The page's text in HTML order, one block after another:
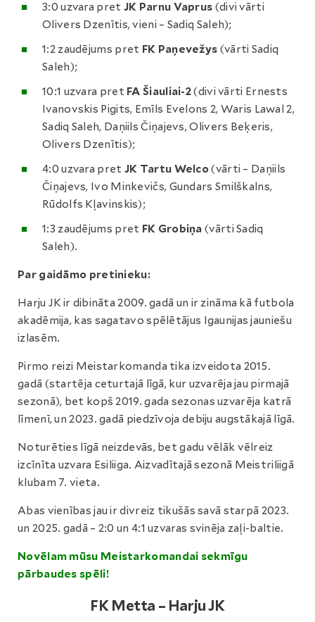
3:0 uzvara pret JK Parnu Vaprus (divi vārti
Olivers Dzenītis, vieni – Sadiq Saleh);
1:2 zaudējums pret FK Paņevežys (vārti Sadiq
Saleh);
10:1 uzvara pret FA Šiauliai-2(divi vārti Ernests
Ivanovskis Pigits, Emīls Evelons 2, Waris Lawal 2,
Sadiq Saleh, Daņiils Čiņajevs, Olivers Beķeris,
Olivers Dzenītis);
4:0 uzvara pret JK Tartu Welco(vārti – Daņiils
Čiņajevs, Ivo Minkevičs, Gundars Smilškalns,
Rūdolfs Kļavinskis);
1:3 zaudējums pret FK Grobiņa (vārti Sadiq
Saleh).
Par gaidāmo pretinieku:
Harju JK ir dibināta 2009. gadā un ir zināma kā futbola
akadēmija, kas sagatavo spēlētājus Igaunijas jauniešu
izlasēm.
Pirmo reizi Meistarkomanda tika izveidota 2015.
gadā (startēja ceturtajā līgā, kur uzvarēja jau pirmajā
sezonā), bet kopš 2019. gada sezonas uzvarēja katrā
līmenī, un 2023. gadā piedzīvoja debiju augstākajā līgā.
Noturēties līgā neizdevās, bet gadu vēlāk vēlreiz
izcīnīta uzvara Esiliiga. Aizvadītajā sezonā Meistriliigā
klubam 7. vieta.
Abas vienības jau ir divreiz tikušās savā starpā 2023.
un 2025. gadā – 2:0 un 4:1 uzvaras svinēja zaļi-baltie.
Novēlam mūsu Meistarkomandai sekmīgu
pārbaudes spēli!
FK Metta – Harju JK